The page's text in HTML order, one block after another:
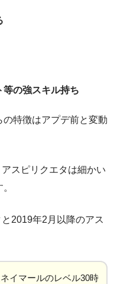
等の強スキル持ち
特徴はアプデ前と変動
スピリクエタは細かい
2019年2月以降のアス
イマールのレベル30時